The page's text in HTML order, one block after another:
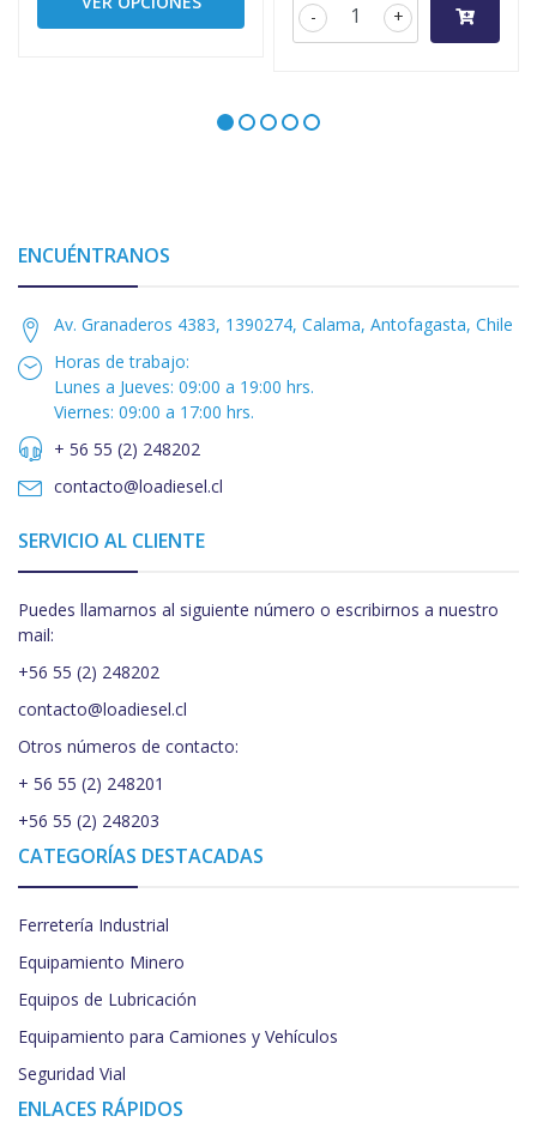
+
-
ENCUÉNTRANOS
Av. Granaderos 4383, 1390274, Calama, Antofagasta, Chile
Horas de trabajo:
Lunes a Jueves: 09:00 a 19:00 hrs.
Viernes: 09:00 a 17:00 hrs.
+ 56 55 (2) 248202
contacto@loadiesel.cl
SERVICIO AL CLIENTE
Puedes llamarnos al siguiente número o escribirnos a nuestro
mail:
+56 55 (2) 248202
contacto@loadiesel.cl
Otros números de contacto:
+ 56 55 (2) 248201
+56 55 (2) 248203
CATEGORÍAS DESTACADAS
Ferretería Industrial
Equipamiento Minero
Equipos de Lubricación
Equipamiento para Camiones y Vehículos
Seguridad Vial
ENLACES RÁPIDOS